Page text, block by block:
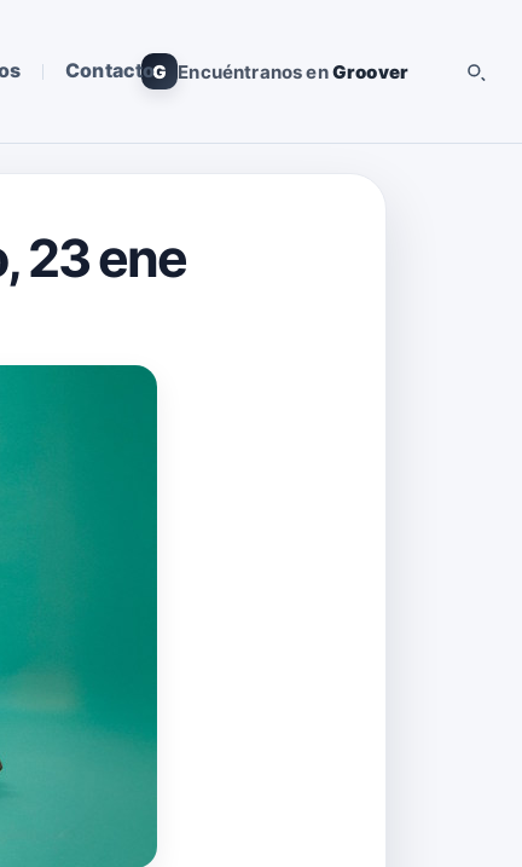
ContactoG Encuéntranos enGroover
23 ene